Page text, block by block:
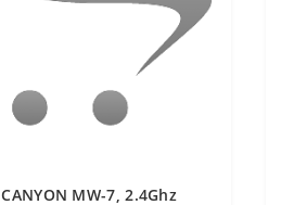
CANYON MW-7, 2.4Ghz